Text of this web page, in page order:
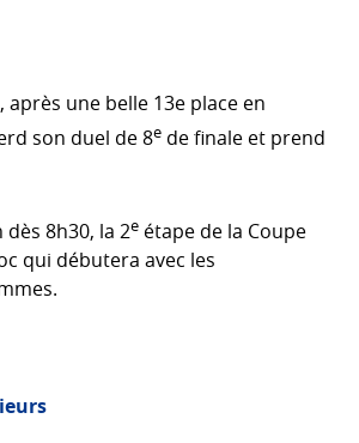
après une belle 13e place en
son duel de 8e de finale et prend
8h30, la 2e étape de la Coupe
qui débutera avec les